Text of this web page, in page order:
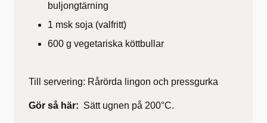
buljongtärning
1 msk soja (valfritt)
600 g vegetariska köttbullar
Till servering: Rårörda lingon och pressgurka
Gör så här: Sätt ugnen på 200°C.